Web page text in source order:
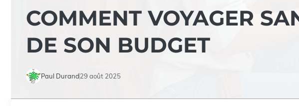
COMMENT VOYAGER
DE SON BUDGET
Paul Durand29 août 2025